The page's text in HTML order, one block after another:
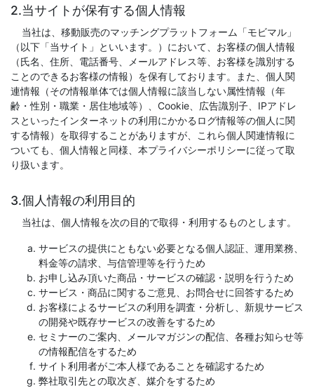
2.当サイトが保有する個人情報
当社は、移動販売のマッチングプラットフォーム「モビマル」
（以下「当サイト」といいます。）において、お客様の個人情報
（氏名、住所、電話番号、メールアドレス等、お客様を識別する
ことのできるお客様の情報）を保有しております。また、個人関
連情報（その情報単体では個人情報に該当しない属性情報（年
齢・性別・職業・居住地域等）、Cookie、広告識別子、IPアドレ
スといったインターネットの利用にかかるログ情報等の個人に関
する情報）を取得することがありますが、これら個人関連情報に
ついても、個人情報と同様、本プライバシーポリシーに従って取
り扱います。
3.個人情報の利用目的
当社は、個人情報を次の目的で取得・利用するものとします。
サービスの提供にともない必要となる個人認証、運用業務、
料金等の請求、与信管理等を行うため
お申し込み頂いた商品・サービスの確認・説明を行うため
サービス・商品に関するご意見、お問合せに回答するため
お客様によるサービスの利用を調査・分析し、新規サービス
の開発や既存サービスの改善をするため
セミナーのご案内、メールマガジンの配信、各種お知らせ等
の情報配信をするため
サイト利用者がご本人様であることを確認するため
弊社取引先との取次ぎ、媒介をするため